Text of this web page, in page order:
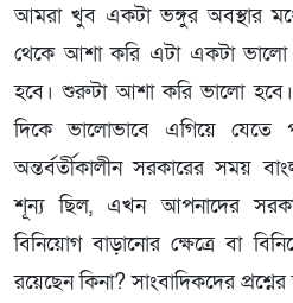
আমরা খুব একটা ভঙ্গুর অবস্থার
থেকে আশা করি এটা একটা
হবে। শুরুটা আশা করি ভালো
দিকে ভালোভাবে এগিয়ে
অন্তর্বর্তীকালীন সরকারের সময়
শূন্য ছিল, এখন আপনাদের
বিনিয়োগ বাড়ানোর ক্ষেত্রে বা
রয়েছেন কিনা? সাংবাদিকদের